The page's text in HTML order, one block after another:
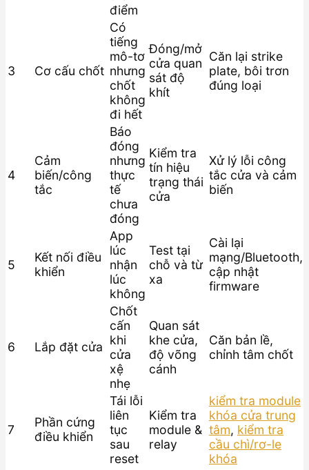
điểm
3 Cơ cấu chốt
Có
tiếng
mô-tơ
nhưng
chốt
không
đi hết
Đóng/mở
cửa quan
sát độ
khít
Căn lại strike
plate, bôi trơn
đúng loại
4
Cảm
biến/công
tắc
Báo
đóng
nhưng
thực
tế
chưa
đóng
Kiểm tra
tín hiệu
trạng thái
cửa
Xử lý lỗi công
tắc cửa và cảm
biến
5
Kết nối điều
khiển
App
lúc
nhận
lúc
không
Test tại
chỗ và từ
xa
Cài lại
mạng/Bluetooth,
cập nhật
firmware
6 Lắp đặt cửa
Chốt
cấn
khi
cửa
xệ
nhẹ
Quan sát
khe cửa,
độ võng
cánh
Căn bản lề,
chỉnh tâm chốt
7
Phần cứng
điều khiển
Tái lỗi
liên
tục
sau
reset
Kiểm tra
module &
relay
kiểm tra module
khóa cửa trung
tâm, kiểm tra
cầu chì/rơ-le
khóa